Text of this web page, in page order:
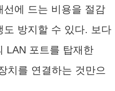
선에 드는 비용을 절감
방지할 수 있다. 보다
LAN 포트를 탑재한
치를 연결하는 것만으